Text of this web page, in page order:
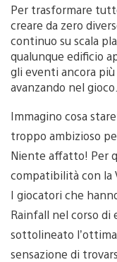
Per trasformare
creare da zero
continuo su scala
qualunque edificio
gli eventi ancora
avanzando nel gioco.
Immagino cosa
troppo ambizioso
Niente affatto! Per
compatibilità con la
I giocatori che
Rainfall nel corso di
sottolineato
sensazione di